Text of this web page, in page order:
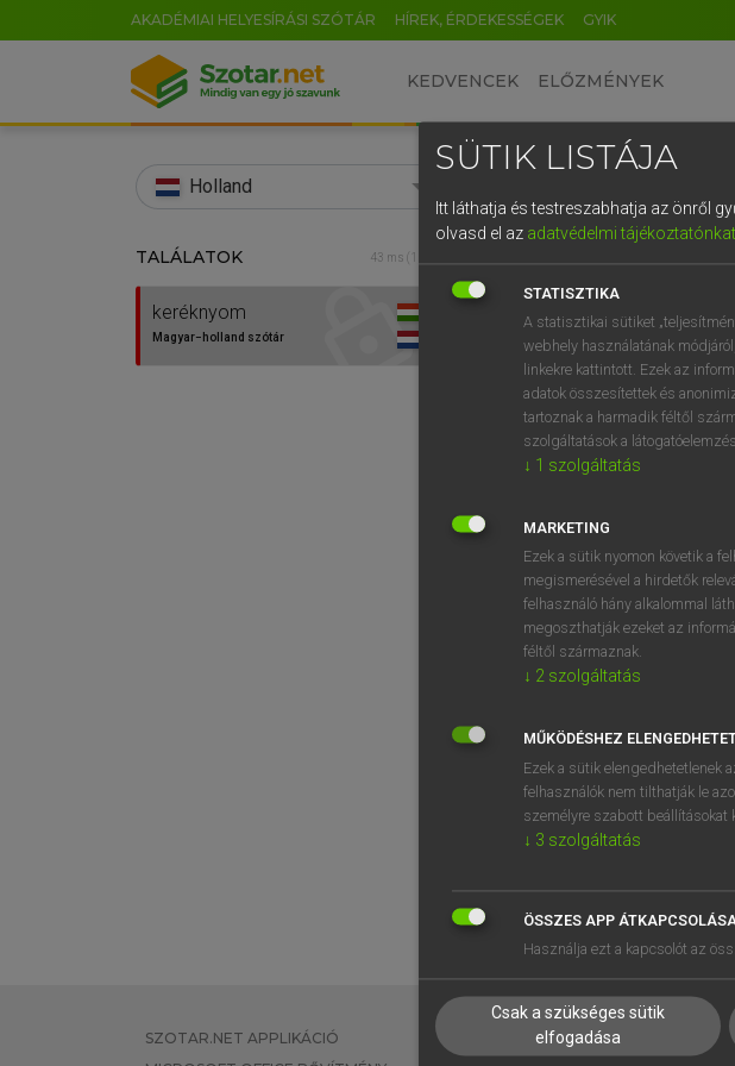
AKADÉMIAI HELYESÍRÁSI SZÓTÁR HÍREK, ÉRDEKESSÉGEK GYIK
KEDVENCEK ELŐZMÉNYEK
Holland
TALÁLATOK 43 ms (1 db)
keréknyom
Magyar−holland szótár
Magyar−holland
VAN ELŐFIZETÉSED?
megtekintéséhez.
BELÉPÉS
SZOTAR.NET APPLIKÁCIÓ
EGYÉNI FELHASZNÁLÓKNAK
SÚGÓ
SÜTIK LISTÁJA
Itt láthatja és testreszabhatja az önről
olvasd el az adatvédelmi tájékoztatónkat
STATISZTIKA
A statisztikai sütiket
webhely használatának
linkekre kattintott. Ezek az
adatok összesítettek és
tartoznak a harmadik féltől
szolgáltatások a
↓ 1 szolgáltatás
MARKETING
Ezek a sütik nyomon követik a
megismerésével a hirdetők
felhasználó hány alkalommal
megoszthatják ezeket az
féltől származnak.
↓ 2 szolgáltatás
MŰKÖDÉSHEZ
Ezek a sütik elengedhetetlenek
felhasználók nem tilthatják le
személyre szabott beállításokat
↓ 3 szolgáltatás
ÖSSZES APP
Használja ezt a kapcsolót az
Csak a szükséges sütik
elfogadása
EN HU DE CN FR ES IT NL
0 1 2 3
q w e
a s d
í y x